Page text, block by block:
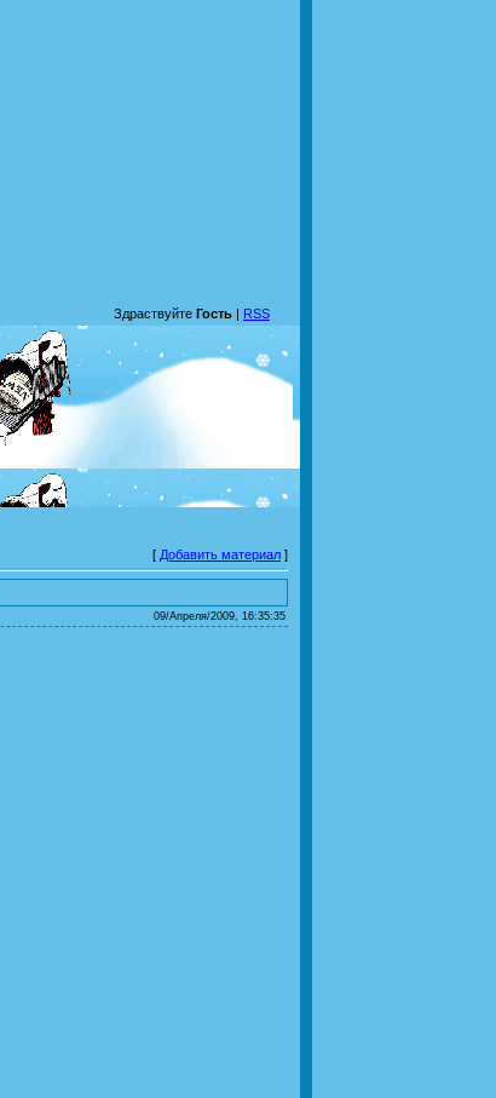
Здраствуйте Гость | RSS
[ Добавить материал ]
09/Апреля/2009, 16:35:35